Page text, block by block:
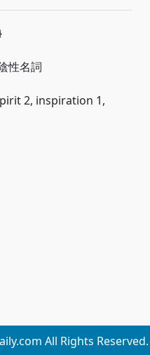
性名詞
2, inspiration 1,
All Rights Reserved.